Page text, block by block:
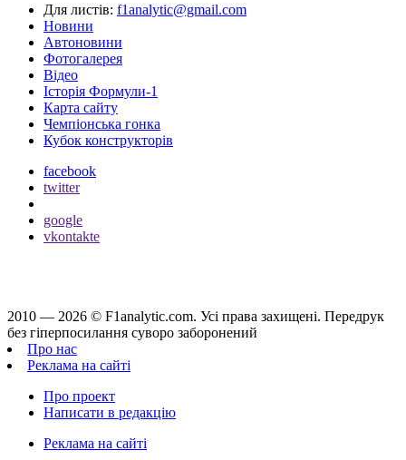
Для листів: f1analytic@gmail.com
Новини
Автоновини
Фотогалерея
Відео
Історія Формули-1
Карта сайту
Чемпіонська гонка
Кубок конструкторів
facebook
twitter
google
vkontakte
2010 — 2026 © F1analytic.com. Усi права захищенi. Передрук
без гіперпосилання суворо заборонений
Про нас
Реклама на сайті
Про проект
Написати в редакцію
Реклама на сайті